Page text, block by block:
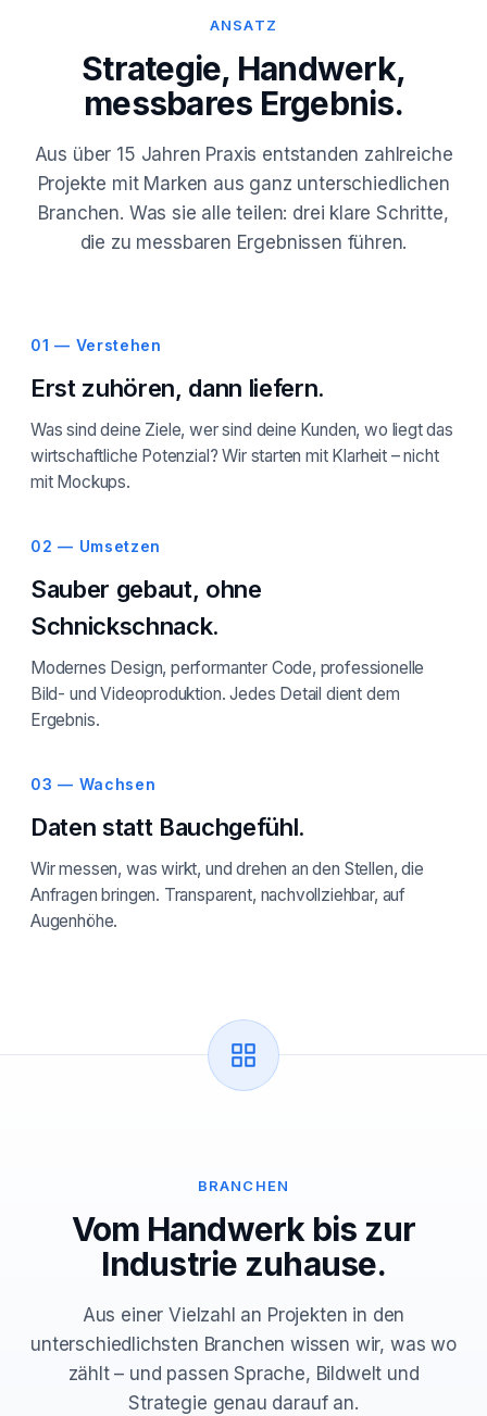
ANSATZ
Strategie, Handwerk,
messbares Ergebnis.
Aus über 15 Jahren Praxis entstanden zahlreiche
Projekte mit Marken aus ganz unterschiedlichen
Branchen. Was sie alle teilen: drei klare Schritte,
die zu messbaren Ergebnissen führen.
01 — Verstehen
Erst zuhören, dann liefern.
Was sind deine Ziele, wer sind deine Kunden, wo liegt das
wirtschaftliche Potenzial? Wir starten mit Klarheit – nicht
mit Mockups.
02 — Umsetzen
Sauber gebaut, ohne
Schnickschnack.
Modernes Design, performanter Code, professionelle
Bild- und Videoproduktion. Jedes Detail dient dem
Ergebnis.
03 — Wachsen
Daten statt Bauchgefühl.
Wir messen, was wirkt, und drehen an den Stellen, die
Anfragen bringen. Transparent, nachvollziehbar, auf
Augenhöhe.
BRANCHEN
Vom Handwerk bis zur
Industrie zuhause.
Aus einer Vielzahl an Projekten in den
unterschiedlichsten Branchen wissen wir, was wo
zählt – und passen Sprache, Bildwelt und
Strategie genau darauf an.